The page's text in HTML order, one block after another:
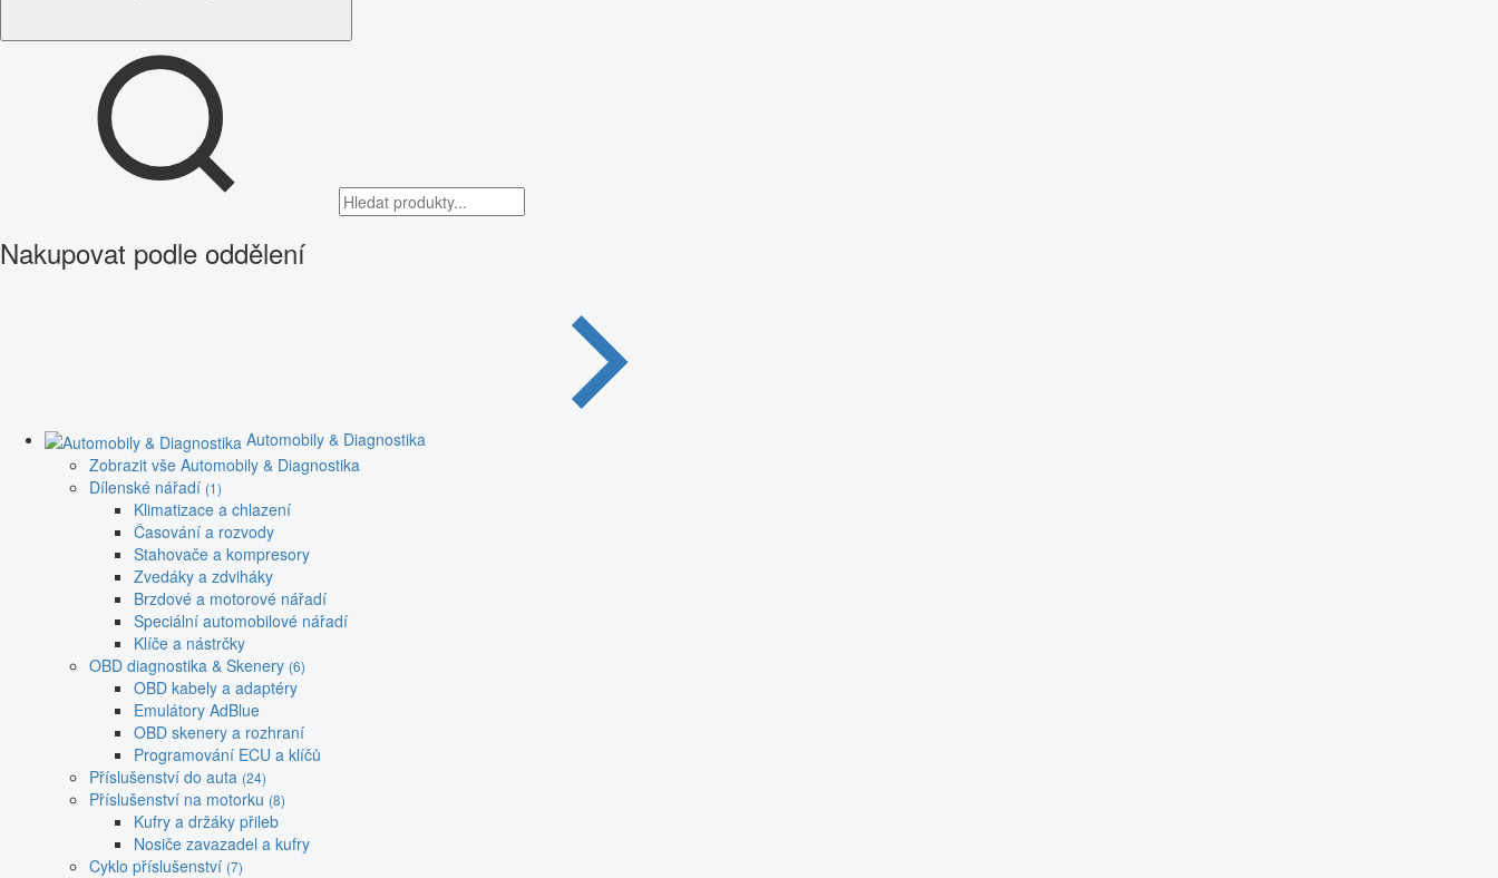
Nakupovat podle oddělení
Automobily & Diagnostika
Zobrazit vše Automobily & Diagnostika
Dílenské nářadí (1)
Klimatizace a chlazení
Časování a rozvody
Stahovače a kompresory
Zvedáky a zdviháky
Brzdové a motorové nářadí
Speciální automobilové nářadí
Klíče a nástrčky
OBD diagnostika & Skenery (6)
OBD kabely a adaptéry
Emulátory AdBlue
OBD skenery a rozhraní
Programování ECU a klíčů
Příslušenství do auta (24)
Příslušenství na motorku (8)
Kufry a držáky přileb
Nosiče zavazadel a kufry
Cyklo příslušenství (7)